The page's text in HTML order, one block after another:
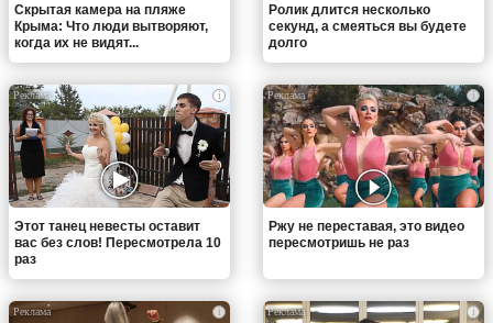
Скрытая камера на пляже
Крыма: Что люди вытворяют,
когда их не видят...
Ролик длится несколько
секунд, а смеяться вы будете
долго
i
Этот танец невесты оставит
вас без слов! Пересмотрела 10
раз
i
Ржу не переставая, это видео
пересмотришь не раз
i i